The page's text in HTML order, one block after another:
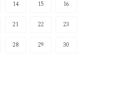
14 15 16
21 22 23
28 29 30